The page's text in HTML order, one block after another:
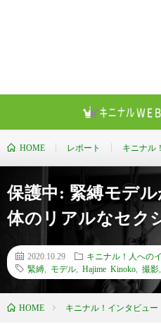
HOME レポート キニナル
保護中: 緊縛モデ
体のリアルなセク
2020.10.29
キニナル！人への
緊縛
モデル Hajime Kinoko 撮影
HOME キニナル！インタビュー